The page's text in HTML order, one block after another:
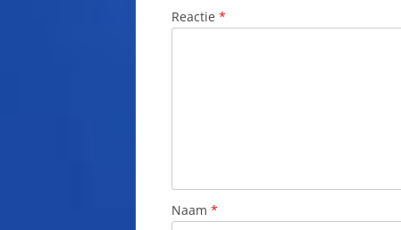
Reactie *
Naam *